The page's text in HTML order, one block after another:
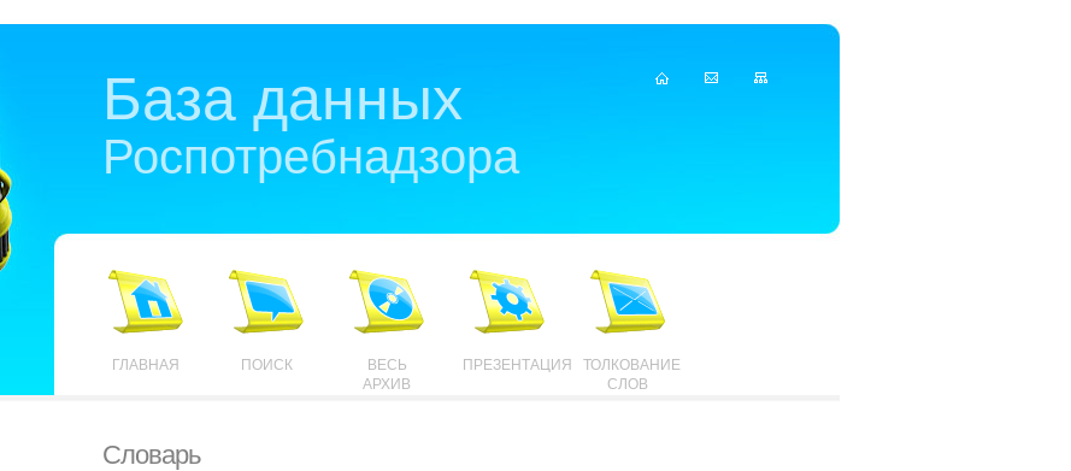
База данных
Роспотребнадзора
ГЛАВНАЯ ПОИСК
ВЕСЬ
АРХИВ
ПРЕЗЕНТАЦИЯ
ТОЛКОВАНИЕ
СЛОВ
Словарь